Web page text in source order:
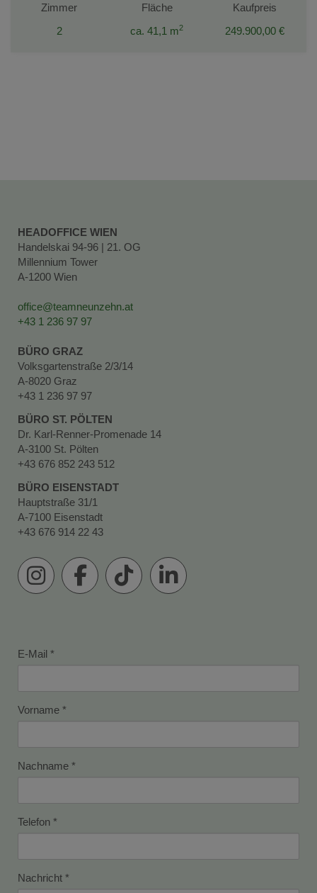
Zimmer
2
Fläche
ca. 41,1 m2
Kaufpreis
249.900,00 €
HEADOFFICE WIEN
Handelskai 94-96 | 21. OG
Millennium Tower
A-1200 Wien
office@teamneunzehn.at
+43 1 236 97 97
BÜRO GRAZ
Volksgartenstraße 2/3/14
A-8020 Graz
+43 1 236 97 97
BÜRO ST. PÖLTEN
Dr. Karl-Renner-Promenade 14
A-3100 St. Pölten
+43 676 852 243 512
BÜRO EISENSTADT
Hauptstraße 31/1
A-7100 Eisenstadt
+43 676 914 22 43
E-Mail
Vorname
Nachname
Telefon
Nachricht